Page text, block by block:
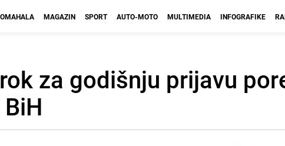
MAGAZIN SPORT AUTO-MOTO MULTIMEDIA INFOGRAFIKE
za godišnju prijavu